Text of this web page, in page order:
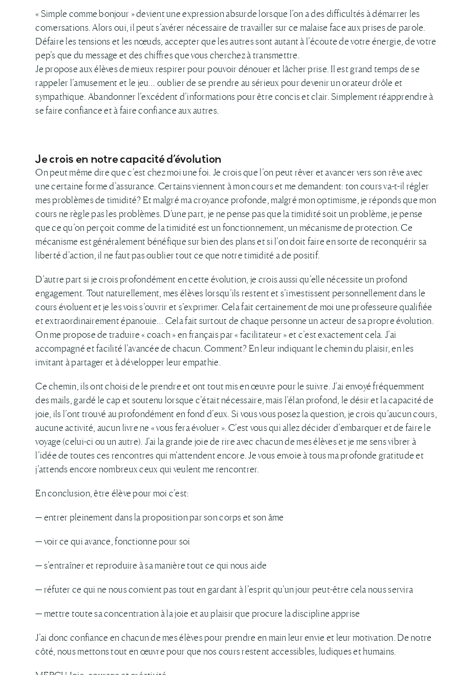
« Simple comme bonjour » devient une expression absurde lorsque l’on a des difficultés à démarrer les
conversations. Alors oui, il peut s’avérer nécessaire de travailler sur ce malaise face aux prises de parole.
Défaire les tensions et les nœuds, accepter que les autres sont autant à l’écoute de votre énergie, de votre
pep’s que du message et des chiffres que vous cherchez à transmettre.
Je propose aux élèves de mieux respirer pour pouvoir dénouer et lâcher prise. Il est grand temps de se
rappeler l’amusement et le jeu… oublier de se prendre au sérieux pour devenir un orateur drôle et
sympathique. Abandonner l’excédent d’informations pour être concis et clair. Simplement réapprendre à
se faire confiance et à faire confiance aux autres.
Je crois en notre capacité d’évolution
On peut même dire que c’est chez moi une foi. Je crois que l’on peut rêver et avancer vers son rêve avec
une certaine forme d’assurance. Certains viennent à mon cours et me demandent: ton cours va-t-il régler
mes problèmes de timidité? Et malgré ma croyance profonde, malgré mon optimisme, je réponds que mon
cours ne règle pas les problèmes. D’une part, je ne pense pas que la timidité soit un problème, je pense
que ce qu’on perçoit comme de la timidité est un fonctionnement, un mécanisme de protection. Ce
mécanisme est généralement bénéfique sur bien des plans et si l’on doit faire en sorte de reconquérir sa
liberté d’action, il ne faut pas oublier tout ce que notre timidité a de positif.
D’autre part si je crois profondément en cette évolution, je crois aussi qu’elle nécessite un profond
engagement. Tout naturellement, mes élèves lorsqu’ils restent et s’investissent personnellement dans le
cours évoluent et je les vois s’ouvrir et s’exprimer. Cela fait certainement de moi une professeure qualifiée
et extraordinairement épanouie… Cela fait surtout de chaque personne un acteur de sa propre évolution.
On me propose de traduire « coach » en français par « facilitateur » et c’est exactement cela. J’ai
accompagné et facilité l’avancée de chacun. Comment? En leur indiquant le chemin du plaisir, en les
invitant à partager et à développer leur empathie.
Ce chemin, ils ont choisi de le prendre et ont tout mis en œuvre pour le suivre. J’ai envoyé fréquemment
des mails, gardé le cap et soutenu lorsque c’était nécessaire, mais l’élan profond, le désir et la capacité de
joie, ils l’ont trouvé au profondément en fond d’eux. Si vous vous posez la question, je crois qu’aucun cours,
aucune activité, aucun livre ne « vous fera évoluer ». C’est vous qui allez décider d’embarquer et de faire le
voyage (celui-ci ou un autre). J’ai la grande joie de rire avec chacun de mes élèves et je me sens vibrer à
l’idée de toutes ces rencontres qui m’attendent encore. Je vous envoie à tous ma profonde gratitude et
j’attends encore nombreux ceux qui veulent me rencontrer.
En conclusion, être élève pour moi c’est:
— entrer pleinement dans la proposition par son corps et son âme
— voir ce qui avance, fonctionne pour soi
— s’entraîner et reproduire à sa manière tout ce qui nous aide
— réfuter ce qui ne nous convient pas tout en gardant à l’esprit qu’un jour peut-être cela nous servira
— mettre toute sa concentration à la joie et au plaisir que procure la discipline apprise
J’ai donc confiance en chacun de mes élèves pour prendre en main leur envie et leur motivation. De notre
côté, nous mettons tout en œuvre pour que nos cours restent accessibles, ludiques et humains.